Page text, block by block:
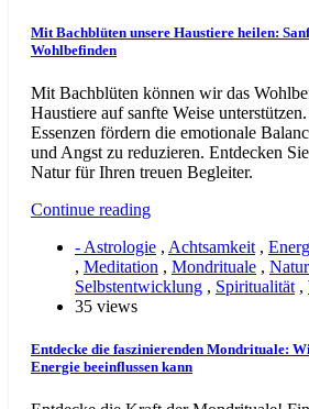
Mit Bachblüten unsere Haustiere heilen:
Wohlbefinden
Mit Bachblüten können wir das
Haustiere auf sanfte Weise
Essenzen fördern die emotionale
und Angst zu reduzieren. Entdecken
Natur für Ihren treuen Begleiter.
Continue reading
- Astrologie , Achtsamkeit ,
, Meditation , Mondrituale ,
Selbstentwicklung , Spiritualität ,
35 views
Entdecke die faszinierenden Mondrituale:
Energie beeinflussen kann